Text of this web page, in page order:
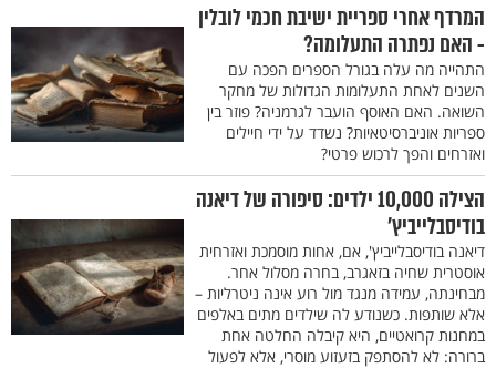
המרדף אחרי ספריית ישיבת חכמי לובלין
- האם נפתרה התעלומה?
התהייה מה עלה בגורל הספרים הפכה עם
השנים לאחת התעלומות הגדולות של מחקר
השואה. האם האוסף הועבר לגרמניה? פוזר בין
ספריות אוניברסיטאיות? נשדד על ידי חיילים
ואזרחים והפך לרכוש פרטי?
הצילה 10,000 ילדים: סיפורה של דיאנה
בודיסבלייביץ'
דיאנה בודיסבלייביץ', אם, אחות מוסמכת ואזרחית
אוסטרית שחיה בזאגרב, בחרה מסלול אחר.
מבחינתה, עמידה מנגד מול רוע אינה ניטרליות –
אלא שותפות. כשנודע לה שילדים מתים באלפים
במחנות קרואטיים, היא קיבלה החלטה אחת
ברורה: לא להסתפק בזעזוע מוסרי, אלא לפעול